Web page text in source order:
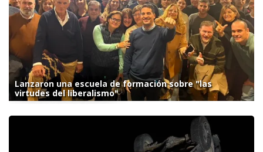
Lanzaron una escuela de formación sobre "las
virtudes del liberalismo"